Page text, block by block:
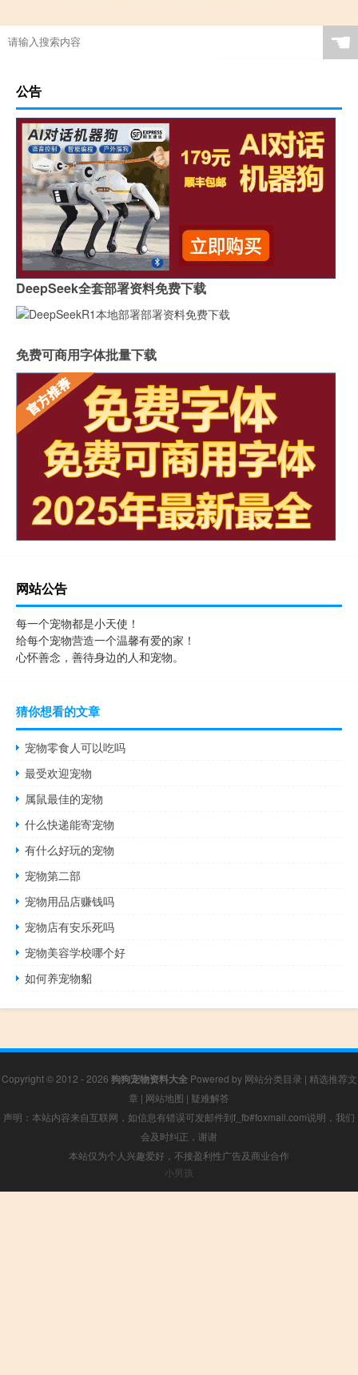
☚
公告
DeepSeek全套部署资料免费下载
免费可商用字体批量下载
网站公告
每一个宠物都是小天使！
给每个宠物营造一个温馨有爱的家！
心怀善念，善待身边的人和宠物。
猜你想看的文章
宠物零食人可以吃吗
最受欢迎宠物
属鼠最佳的宠物
什么快递能寄宠物
有什么好玩的宠物
宠物第二部
宠物用品店赚钱吗
宠物店有安乐死吗
宠物美容学校哪个好
如何养宠物貂
Copyright © 2012 - 2026 狗狗宠物资料大全Powered by 网站分类目录 | 精选推荐文
章 | 网站地图 | 疑难解答
声明：本站内容来自互联网，如信息有错误可发邮件到f_fb#foxmail.com说明，我们
会及时纠正，谢谢
本站仅为个人兴趣爱好，不接盈利性广告及商业合作
小男孩